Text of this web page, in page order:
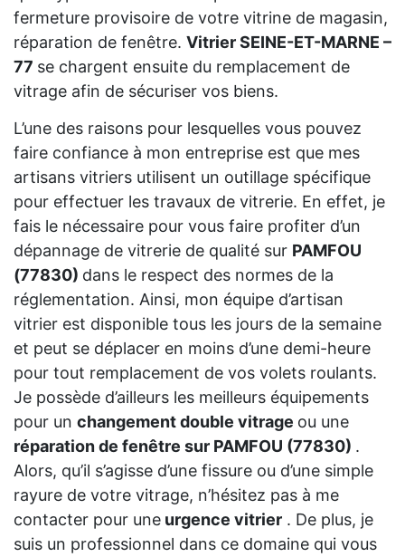
fermeture provisoire de votre vitrine de magasin,
réparation de fenêtre. Vitrier SEINE-ET-MARNE –
77 se chargent ensuite du remplacement de
vitrage afin de sécuriser vos biens.
L’une des raisons pour lesquelles vous pouvez
faire confiance à mon entreprise est que mes
artisans vitriers utilisent un outillage spécifique
pour effectuer les travaux de vitrerie. En effet, je
fais le nécessaire pour vous faire profiter d’un
dépannage de vitrerie de qualité sur PAMFOU
(77830) dans le respect des normes de la
réglementation. Ainsi, mon équipe d’artisan
vitrier est disponible tous les jours de la semaine
et peut se déplacer en moins d’une demi-heure
pour tout remplacement de vos volets roulants.
Je possède d’ailleurs les meilleurs équipements
pour un changement double vitrage ou une
réparation de fenêtre sur PAMFOU (77830) .
Alors, qu’il s’agisse d’une fissure ou d’une simple
rayure de votre vitrage, n’hésitez pas à me
contacter pour une urgence vitrier . De plus, je
suis un professionnel dans ce domaine qui vous